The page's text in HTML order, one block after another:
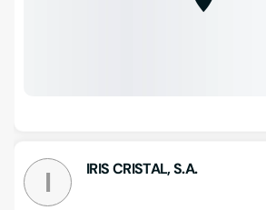
I IRIS CRISTAL, S.A.